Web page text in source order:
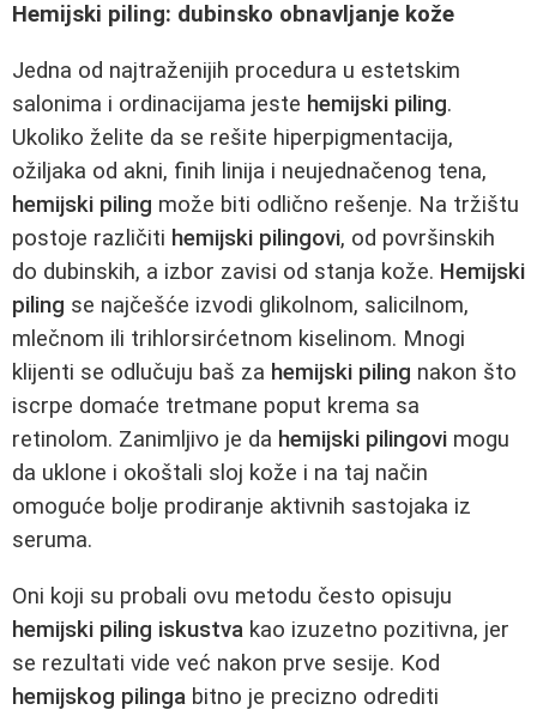
Hemijski piling: dubinsko obnavljanje kože
Jedna od najtraženijih procedura u estetskim
salonima i ordinacijama jeste hemijski piling.
Ukoliko želite da se rešite hiperpigmentacija,
ožiljaka od akni, finih linija i neujednačenog tena,
hemijski piling može biti odlično rešenje. Na tržištu
postoje različiti hemijski pilingovi, od površinskih
do dubinskih, a izbor zavisi od stanja kože. Hemijski
piling se najčešće izvodi glikolnom, salicilnom,
mlečnom ili trihlorsirćetnom kiselinom. Mnogi
klijenti se odlučuju baš za hemijski piling nakon što
iscrpe domaće tretmane poput krema sa
retinolom. Zanimljivo je da hemijski pilingovi mogu
da uklone i okoštali sloj kože i na taj način
omoguće bolje prodiranje aktivnih sastojaka iz
seruma.
Oni koji su probali ovu metodu često opisuju
hemijski piling iskustva kao izuzetno pozitivna, jer
se rezultati vide već nakon prve sesije. Kod
hemijskog pilinga bitno je precizno odrediti